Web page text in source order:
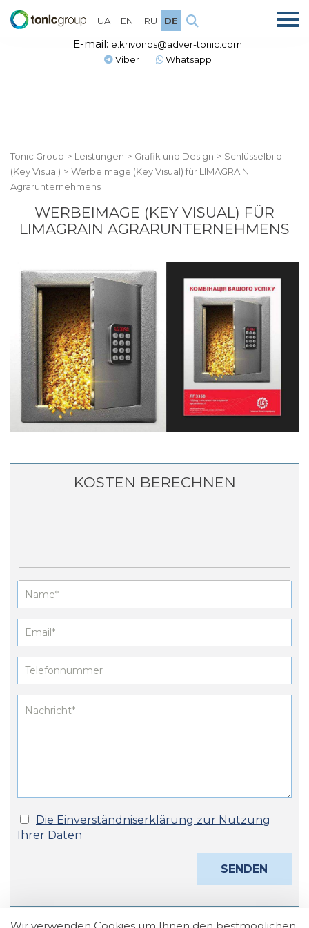
UA EN RU DE
E-mail: e.krivonos@adver-tonic.com
Viber
Whatsapp
Tonic Group > Leistungen > Grafik und Design > Schlüsselbild
(Key Visual) > Werbeimage (Key Visual) für LIMAGRAIN
Agrarunternehmens
WERBEIMAGE (KEY VISUAL) FÜR
LIMAGRAIN AGRARUNTERNEHMENS
KOSTEN BERECHNEN
Die Einverständniserklärung zur Nutzung
Ihrer Daten